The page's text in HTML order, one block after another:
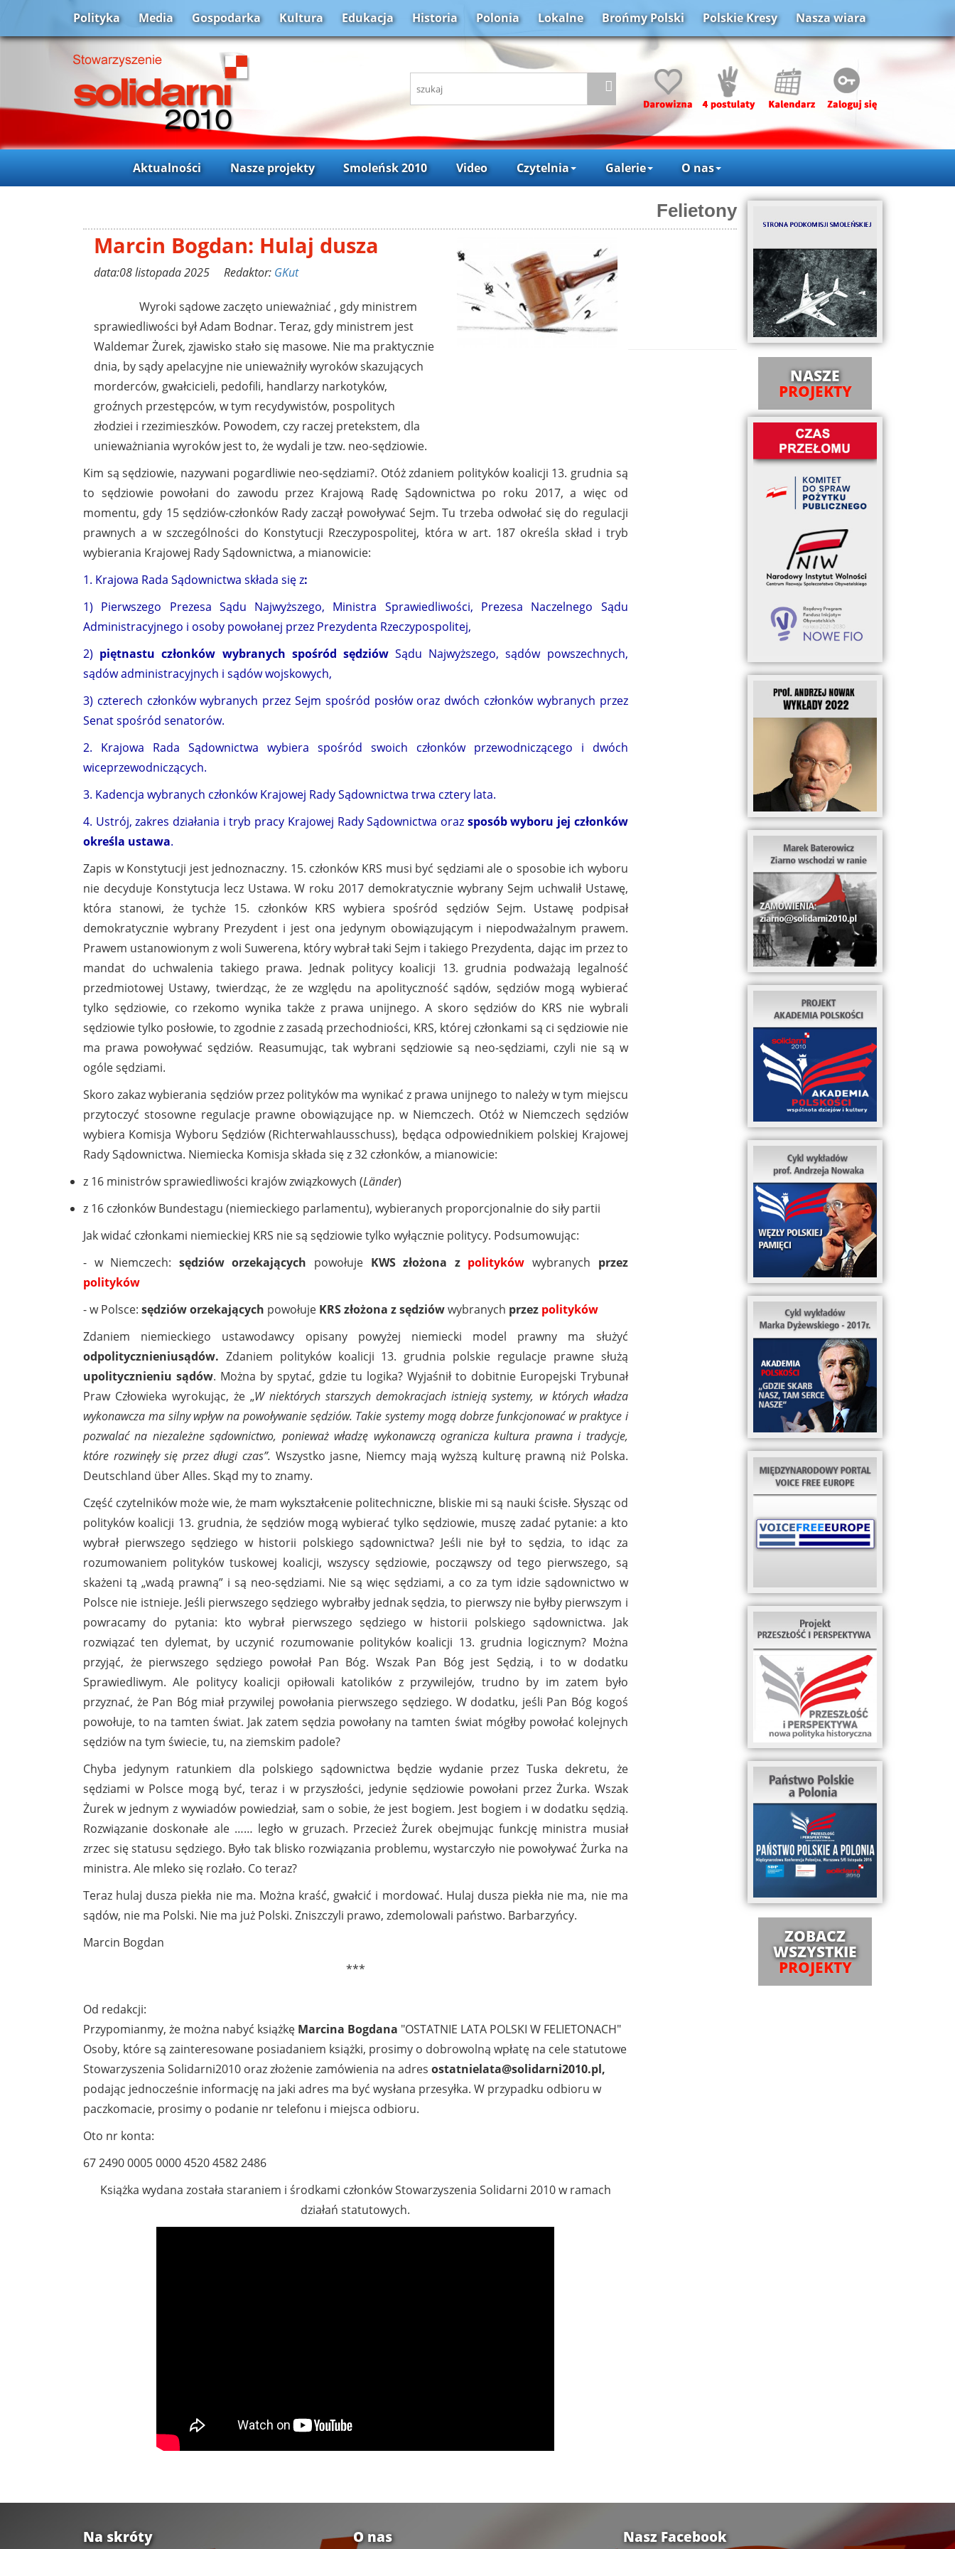
Polityka Media Gospodarka Kultura Edukacja Historia Polonia Lokalne Brońmy Polski Polskie Kresy Nasza wiara
Aktualności Nasze projekty Smoleńsk 2010 Video Czytelnia Galerie O nas
Felietony
Marcin Bogdan: Hulaj dusza
data:08 listopada 2025 Redaktor: GKut
Wyroki sądowe zaczęto unieważniać , gdy ministrem
sprawiedliwości był Adam Bodnar. Teraz, gdy ministrem jest
Waldemar Żurek, zjawisko stało się masowe. Nie ma praktycznie
dnia, by sądy apelacyjne nie unieważniły wyroków skazujących
morderców, gwałcicieli, pedofili, handlarzy narkotyków,
groźnych przestępców, w tym recydywistów, pospolitych
złodziei i rzezimieszków. Powodem, czy raczej pretekstem, dla
unieważniania wyroków jest to, że wydali je tzw. neo-sędziowie.
Kim są sędziowie, nazywani pogardliwie neo-sędziami?. Otóż zdaniem polityków koalicji 13. grudnia są
to sędziowie powołani do zawodu przez Krajową Radę Sądownictwa po roku 2017, a więc od
momentu, gdy 15 sędziów-członków Rady zaczął powoływać Sejm. Tu trzeba odwołać się do regulacji
prawnych a w szczególności do Konstytucji Rzeczypospolitej, która w art. 187 określa skład i tryb
wybierania Krajowej Rady Sądownictwa, a mianowicie:
1. Krajowa Rada Sądownictwa składa się z:
1) Pierwszego Prezesa Sądu Najwyższego, Ministra Sprawiedliwości, Prezesa Naczelnego Sądu
Administracyjnego i osoby powołanej przez Prezydenta Rzeczypospolitej,
2) piętnastu członków wybranych spośród sędziówSądu Najwyższego, sądów powszechnych,
sądów administracyjnych i sądów wojskowych,
3) czterech członków wybranych przez Sejm spośród posłów oraz dwóch członków wybranych przez
Senat spośród senatorów.
2. Krajowa Rada Sądownictwa wybiera spośród swoich członków przewodniczącego i dwóch
wiceprzewodniczących.
3. Kadencja wybranych członków Krajowej Rady Sądownictwa trwa cztery lata.
4. Ustrój, zakres działania i tryb pracy Krajowej Rady Sądownictwa oraz sposób wyboru jej członków
określa ustawa.
Zapis w Konstytucji jest jednoznaczny. 15. członków KRS musi być sędziami ale o sposobie ich wyboru
nie decyduje Konstytucja lecz Ustawa. W roku 2017 demokratycznie wybrany Sejm uchwalił Ustawę,
która stanowi, że tychże 15. członków KRS wybiera spośród sędziów Sejm. Ustawę podpisał
demokratycznie wybrany Prezydent i jest ona jedynym obowiązującym i niepodważalnym prawem.
Prawem ustanowionym z woli Suwerena, który wybrał taki Sejm i takiego Prezydenta, dając im przez to
mandat do uchwalenia takiego prawa. Jednak politycy koalicji 13. grudnia podważają legalność
przedmiotowej Ustawy, twierdząc, że ze względu na apolityczność sądów, sędziów mogą wybierać
tylko sędziowie, co rzekomo wynika także z prawa unijnego. A skoro sędziów do KRS nie wybrali
sędziowie tylko posłowie, to zgodnie z zasadą przechodniości, KRS, której członkami są ci sędziowie nie
ma prawa powoływać sędziów. Reasumując, tak wybrani sędziowie są neo-sędziami, czyli nie są w
ogóle sędziami.
Skoro zakaz wybierania sędziów przez polityków ma wynikać z prawa unijnego to należy w tym miejscu
przytoczyć stosowne regulacje prawne obowiązujące np. w Niemczech. Otóż w Niemczech sędziów
wybiera Komisja Wyboru Sędziów (Richterwahlausschuss), będąca odpowiednikiem polskiej Krajowej
Rady Sądownictwa. Niemiecka Komisja składa się z 32 członków, a mianowicie:
z 16 ministrów sprawiedliwości krajów związkowych (Länder)
z 16 członków Bundestagu (niemieckiego parlamentu), wybieranych proporcjonalnie do siły partii
Jak widać członkami niemieckiej KRS nie są sędziowie tylko wyłącznie politycy. Podsumowując:
- w Niemczech: sędziów orzekających powołuje KWS złożona z polityków wybranych przez
polityków
- w Polsce: sędziów orzekających powołuje KRS złożona z sędziówwybranych przez polityków
Zdaniem niemieckiego ustawodawcy opisany powyżej niemiecki model prawny ma służyć
odpolitycznieniusądów. Zdaniem polityków koalicji 13. grudnia polskie regulacje prawne służą
upolitycznieniu sądów. Można by spytać, gdzie tu logika? Wyjaśnił to dobitnie Europejski Trybunał
Praw Człowieka wyrokując, że „W niektórych starszych demokracjach istnieją systemy, w których władza
wykonawcza ma silny wpływ na powoływanie sędziów. Takie systemy mogą dobrze funkcjonować w praktyce i
pozwalać na niezależne sądownictwo, ponieważ władzę wykonawczą ogranicza kultura prawna i tradycje,
które rozwinęły się przez długi czas”. Wszystko jasne, Niemcy mają wyższą kulturę prawną niż Polska.
Deutschland über Alles. Skąd my to znamy.
Część czytelników może wie, że mam wykształcenie politechniczne, bliskie mi są nauki ścisłe. Słysząc od
polityków koalicji 13. grudnia, że sędziów mogą wybierać tylko sędziowie, muszę zadać pytanie: a kto
wybrał pierwszego sędziego w historii polskiego sądownictwa? Jeśli nie był to sędzia, to idąc za
rozumowaniem polityków tuskowej koalicji, wszyscy sędziowie, począwszy od tego pierwszego, są
skażeni tą „wadą prawną” i są neo-sędziami. Nie są więc sędziami, a co za tym idzie sądownictwo w
Polsce nie istnieje. Jeśli pierwszego sędziego wybrałby jednak sędzia, to pierwszy nie byłby pierwszym i
powracamy do pytania: kto wybrał pierwszego sędziego w historii polskiego sądownictwa. Jak
rozwiązać ten dylemat, by uczynić rozumowanie polityków koalicji 13. grudnia logicznym? Można
przyjąć, że pierwszego sędziego powołał Pan Bóg. Wszak Pan Bóg jest Sędzią, i to w dodatku
Sprawiedliwym. Ale politycy koalicji opiłowali katolików z przywilejów, trudno by im zatem było
przyznać, że Pan Bóg miał przywilej powołania pierwszego sędziego. W dodatku, jeśli Pan Bóg kogoś
powołuje, to na tamten świat. Jak zatem sędzia powołany na tamten świat mógłby powołać kolejnych
sędziów na tym świecie, tu, na ziemskim padole?
Chyba jedynym ratunkiem dla polskiego sądownictwa będzie wydanie przez Tuska dekretu, że
sędziami w Polsce mogą być, teraz i w przyszłości, jedynie sędziowie powołani przez Żurka. Wszak
Żurek w jednym z wywiadów powiedział, sam o sobie, że jest bogiem. Jest bogiem i w dodatku sędzią.
Rozwiązanie doskonałe ale …… legło w gruzach. Przecież Żurek obejmując funkcję ministra musiał
zrzec się statusu sędziego. Było tak blisko rozwiązania problemu, wystarczyło nie powoływać Żurka na
ministra. Ale mleko się rozlało. Co teraz?
Teraz hulaj dusza piekła nie ma. Można kraść, gwałcić i mordować. Hulaj dusza piekła nie ma, nie ma
sądów, nie ma Polski. Nie ma już Polski. Zniszczyli prawo, zdemolowali państwo. Barbarzyńcy.
Marcin Bogdan
***
Od redakcji:
Przypomianmy, że można nabyć książkę Marcina Bogdana "OSTATNIE LATA POLSKI W FELIETONACH"
Osoby, które są zainteresowane posiadaniem książki, prosimy o dobrowolną wpłatę na cele statutowe
Stowarzyszenia Solidarni2010 oraz złożenie zamówienia na adres ostatnielata@solidarni2010.pl,
podając jednocześnie informację na jaki adres ma być wysłana przesyłka. W przypadku odbioru w
paczkomacie, prosimy o podanie nr telefonu i miejsca odbioru.
Oto nr konta:
67 2490 0005 0000 4520 4582 2486
Książka wydana została staraniem i środkami członków Stowarzyszenia Solidarni 2010 w ramach
działań statutowych.
NASZE
PROJEKTY
ZOBACZ
WSZYSTKIE
PROJEKTY
Na skróty O nas Nasz Facebook